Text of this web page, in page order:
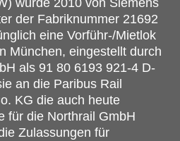
wurde 2010 von Siemens
der Fabriknummer 21692
eine Vorführ-/Mietlok
München, eingestellt durch
als 91 80 6193 921-4 D-
an die Paribus Rail
KG die auch heute
für die Northrail GmbH
Zulassungen für